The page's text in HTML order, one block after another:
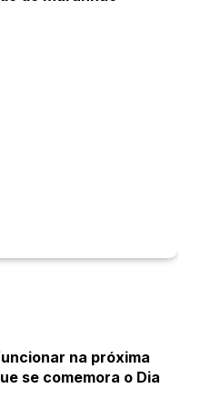
na próxima
se comemora o Dia